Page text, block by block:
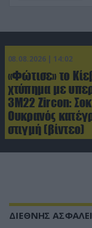
08.08.2026 | 14:02
«Φώτισε» το
χτύπημα με
3M22 Zircon:
Ουκρανός
στιγμή (βίντεο)
ΔΙΕΘΝΗΣ